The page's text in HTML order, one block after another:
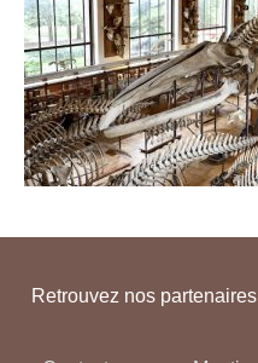
Retrouvez nos